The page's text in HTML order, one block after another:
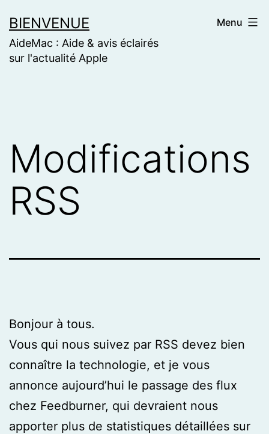
to
content
BIENVENUE
AideMac : Aide & avis éclairés
sur l'actualité Apple
Menu
Modifications
RSS
Bonjour à tous.
Vous qui nous suivez par RSS devez bien
connaître la technologie, et je vous
annonce aujourd’hui le passage des flux
chez Feedburner, qui devraient nous
apporter plus de statistiques détaillées sur